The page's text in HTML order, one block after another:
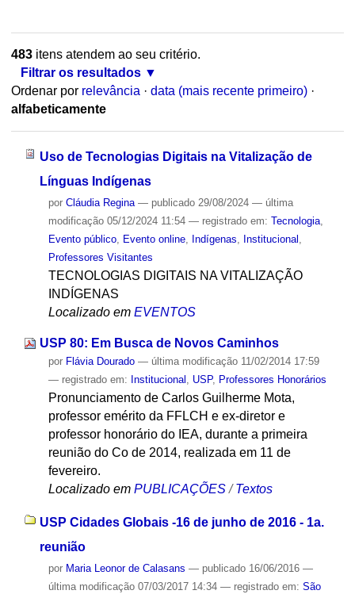
483itens atendem ao seu critério.
Filtrar os resultados
Ordenar por relevância · data (mais recente primeiro) ·
alfabeticamente
Uso de Tecnologias Digitais na Vitalização de
Línguas Indígenas
por Cláudia Regina — publicado29/08/2024 — última
modificação05/12/2024 11:54 — registrado em: Tecnologia,
Evento público, Evento online, Indígenas Institucional
Professores Visitantes
TECNOLOGIAS DIGITAIS NA VITALIZAÇÃO
INDÍGENAS
Localizado em EVENTOS
USP 80: Em Busca de Novos Caminhos
por Flávia Dourado — última modificação11/02/2014 17:59
— registrado em: Institucional USP, Professores Honorários
Pronunciamento de Carlos Guilherme Mota,
professor emérito da FFLCH e ex-diretor e
professor honorário do IEA, durante a primeira
reunião do Co de 2014, realizada em 11 de
fevereiro.
Localizado em PUBLICAÇÕES /Textos
USP Cidades Globais -16 de junho de 2016 - 1a.
reunião
por Maria Leonor de Calasans — publicado16/06/2016 —
última modificação07/03/2017 14:34 — registrado em: São